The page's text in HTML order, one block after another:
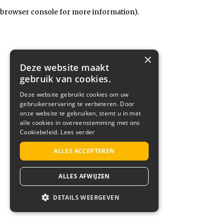
browser console for more information).
×
Deze website maakt
gebruik van cookies.
Deze website gebruikt cookies om uw
gebruikerservaring te verbeteren. Door
onze website te gebruiken, stemt u in met
alle cookies in overeenstemming met ons
Cookiebeleid. Lees verder
ALLES ACCEPTEREN
ALLES AFWIJZEN
DETAILS WEERGEVEN
STRIKT NOODZAKELIJK